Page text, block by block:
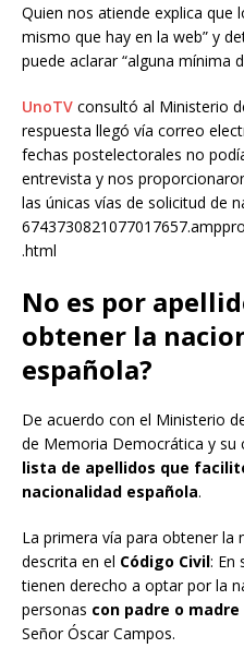
Quien nos atiende explica que
mismo que hay en la web” y
puede aclarar “alguna mínima
UnoTV consultó al Ministerio
respuesta llegó vía correo
fechas postelectorales no
entrevista y nos
las únicas vías de solicitud de
.html
No es por
obtener la
española?
De acuerdo con el Ministerio
de Memoria Democrática y su
lista de apellidos que
nacionalidad española.
La primera vía para obtener la
descrita en el Código Civil: En
tienen derecho a optar por la
personas con padre o
Señor Óscar Campos.